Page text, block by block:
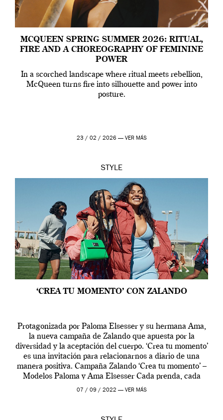
MCQUEEN SPRING SUMMER 2026: RITUAL,
FIRE AND A CHOREOGRAPHY OF FEMININE
POWER
In a scorched landscape where ritual meets rebellion,
McQueen turns fire into silhouette and power into
posture.
23 / 02 / 2026 — VER MÁS
STYLE
‘CREA TU MOMENTO’ CON ZALANDO
Protagonizada por Paloma Elsesser y su hermana Ama,
la nueva campaña de Zalando que apuesta por la
diversidad y la aceptación del cuerpo. ‘Crea tu momento’
es una invitación para relacionarnos a diario de una
manera positiva. Campaña Zalando ‘Crea tu momento’ –
Modelos Paloma y Ama Elsesser Cada prenda, cada
outfit, cada momento, caracteriza […]
07 / 09 / 2022 — VER MÁS